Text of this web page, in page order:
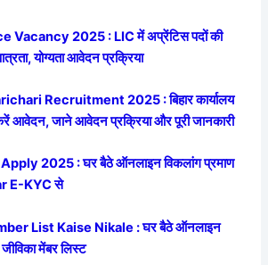
Vacancy 2025 : LIC में अप्रेंटिस पदों की
योग्यता आवेदन प्रक्रिया
Recruitment 2025 : बिहार कार्यालय
करें आवेदन, जाने आवेदन प्रक्रिया और पूरी जानकारी
2025 : घर बैठे ऑनलाइन विकलांग प्रमाण
E-KYC से
List Kaise Nikale : घर बैठे ऑनलाइन
मेंबर लिस्ट